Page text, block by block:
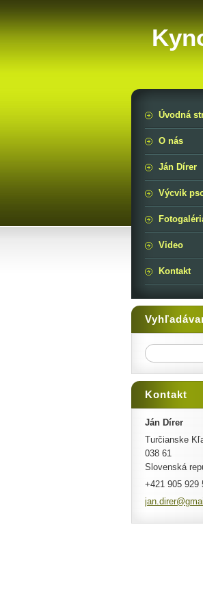
Úvodná
O nás
Ján Dírer
Výcvik
Video
Kontakt
Kontakt
Ján Dírer
Turčianske
038 61
Slovenská
+421 905 929
jan.dire